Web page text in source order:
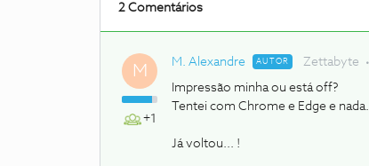
2 Comentários
M
+1
M. Alexandre AUTOR Zettabyte
Impressão minha ou está off?
Tentei com Chrome e Edge e nada.
Já voltou... !